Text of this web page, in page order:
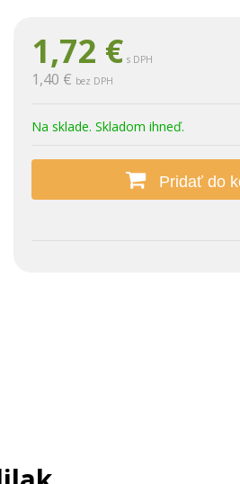
1,72 € s DPH
1,40 € bez DPH
Na sklade. Skladom ihneď.
Pridať do